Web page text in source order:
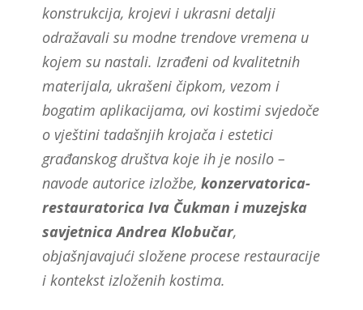
konstrukcija, krojevi i ukrasni detalji
odražavali su modne trendove vremena u
kojem su nastali. Izrađeni od kvalitetnih
materijala, ukrašeni čipkom, vezom i
bogatim aplikacijama, ovi kostimi svjedoče
o vještini tadašnjih krojača i estetici
građanskog društva koje ih je nosilo –
navode autorice izložbe, konzervatorica-
restauratorica Iva Čukman i muzejska
savjetnica Andrea Klobučar,
objašnjavajući složene procese restauracije
i kontekst izloženih kostima.